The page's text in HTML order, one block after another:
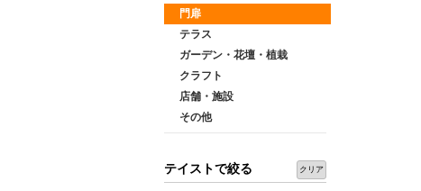
門扉
テラス
ガーデン・花壇・植栽
クラフト
店舗・施設
その他
テイストで絞る クリア